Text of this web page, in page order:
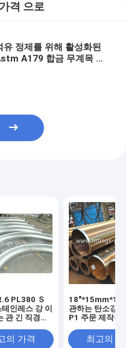
격 으로
유 정제를 위해 활성화된
A179 합금 무계목 강
PL380 Ｓ
인레스 강 이
관 긴 직경은
의 가격
관하는 탄소강
P1 주문 제작된
최고의